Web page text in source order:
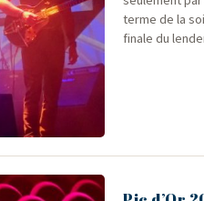
terme de la
finale du